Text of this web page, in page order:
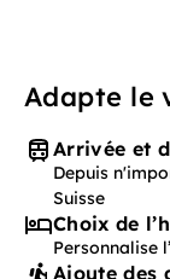
Adapte le
Arrivée et
Depuis
Suisse
Choix de
Personnalise
Ajoute des